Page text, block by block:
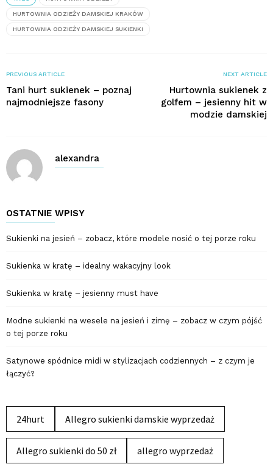
HURTOWNIA ODZIEŻY DAMSKIEJ KRAKÓW
HURTOWNIA ODZIEŻY DAMSKIEJ SUKIENKI
PREVIOUS ARTICLE
Tani hurt sukienek – poznaj
najmodniejsze fasony
NEXT ARTICLE
Hurtownia sukienek z
golfem – jesienny hit w
modzie damskiej
alexandra
OSTATNIE WPISY
Sukienki na jesień – zobacz, które modele nosić o tej porze roku
Sukienka w kratę – idealny wakacyjny look
Sukienka w kratę – jesienny must have
Modne sukienki na wesele na jesień i zimę – zobacz w czym pójść
o tej porze roku
Satynowe spódnice midi w stylizacjach codziennych – z czym je
łączyć?
24hurt Allegro sukienki damskie wyprzedaż
Allegro sukienki do 50 zł allegro wyprzedaż